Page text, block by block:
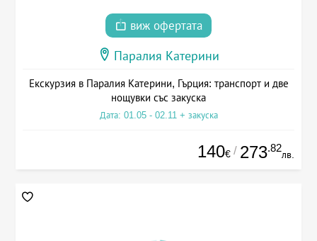
виж офертата
Паралия Катерини
Екскурзия в Паралия Катерини, Гърция: транспорт и две
нощувки със закуска
Дата: 01.05 - 02.11 + закуска
140€ / 273.82
лв.